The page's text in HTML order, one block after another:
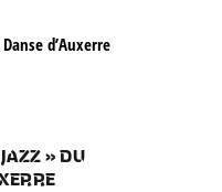
d’Auxerre
» DU